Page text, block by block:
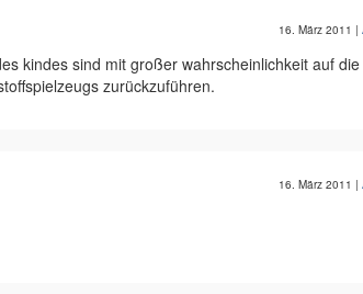
16. März 2011 |
kindes sind mit großer wahrscheinlichkeit auf die
zurückzuführen.
16. März 2011 |